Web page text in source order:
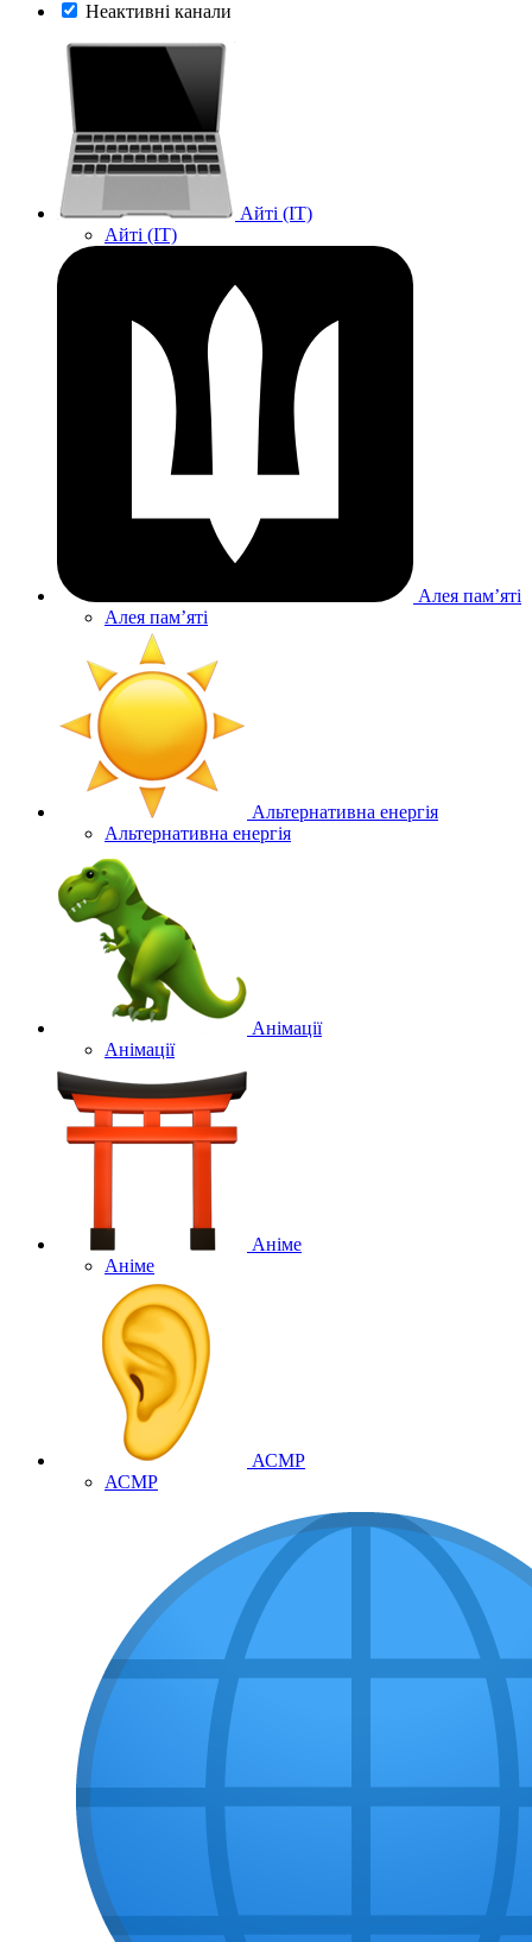
Неактивні канали
Айті (IT)
Айті (IT)
Алея памʼяті
Алея памʼяті
Альтернативна енергія
Альтернативна енергія
Анімації
Анімації
Аніме
Аніме
АСМР
АСМР